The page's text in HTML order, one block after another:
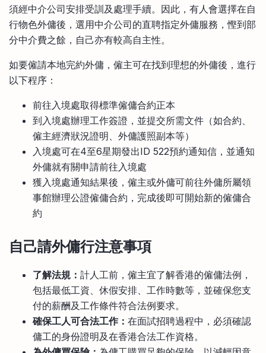
須經中介公司安排受訓及處理手續。因此，有人會選擇在自
行物色外傭後，選用中介公司的直聘指定外傭服務，慳到部
分中介費之餘，自己亦有較高自主性。
如要僱請本地完約外傭，僱主可在找到理想的外傭後，進行
以下程序：
前往入境處取得標準僱傭合約正本
到入境處辦理工作簽證，並提交所需文件（如合約、
僱主經濟狀況證明、外傭護照副本等）
入境處可在4至6星期發出ID 522預約通知信，並通知
外傭就有關申請前往入境處
獲入境處通知結果後，僱主或外傭可前往外傭所屬領
事館辦理公證僱傭合約，完成後即可開始新的僱傭合
約
自己請外傭行注意事項
了解法規： 計人工前，僱主宜了解香港的僱傭法例，
包括最低工資、休假安排、工作時數等，並確保您支
付的薪酬及工作條件符合法例要求。
確保工人可合法工作： 在面試招聘過程中，必須確認
傭工的身份證明及在香港合法工作資格。